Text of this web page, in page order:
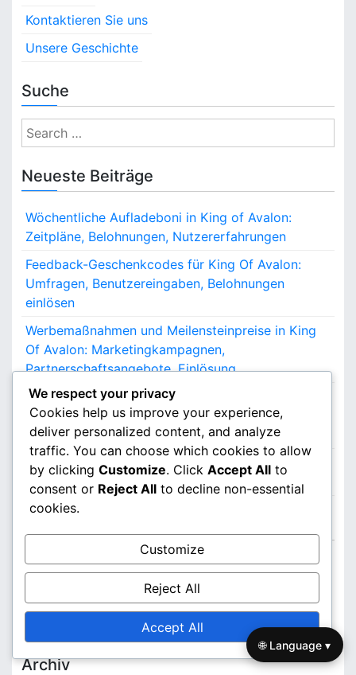
Kontaktieren Sie uns
Unsere Geschichte
Suche
S
e
r
h
o
Neueste Beiträge
Wöchentliche Aufladeboni in King of Avalon:
Zeitpläne, Belohnungen, Nutzererfahrungen
Feedback-Geschenkcodes für King Of Avalon:
Umfragen, Benutzereingaben, Belohnungen
einlösen
Werbemaßnahmen und Meilensteinpreise in King
Of Avalon: Marketingkampagnen,
Partnerschaftsangebote, Einlösung
Saisonale Geschenkcodes für King Of Avalon:
Feiertagsthemen, Einzigartige Belohnungen, Tipps
zum Einlösen
Zeitlich begrenzte Aufladeboni in King of Avalon:
Verfügbarkeit, Vorteile, Nutzererfahrungen
King of Avalon Aufladeboni
King of Avalon Event Meilensteinpreise
King of Avalon Geschenkcodes
Archiv
We respect your privacy
Cookies help us improve your experience,
deliver personalized content, and analyze
traffic. You can choose which cookies to allow
by clicking Customize. Click Accept All to
consent or Reject All to decline non-essential
cookies.
Customize
Reject All
Accept All
🌐 Language ▾